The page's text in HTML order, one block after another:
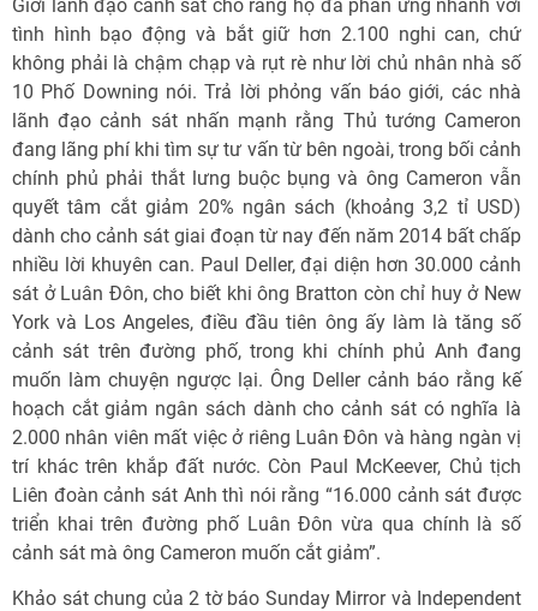
Giới lãnh đạo cảnh sát cho rằng họ đã phản ứng nhanh với
tình hình bạo động và bắt giữ hơn 2.100 nghi can, chứ
không phải là chậm chạp và rụt rè như lời chủ nhân nhà số
10 Phố Downing nói. Trả lời phỏng vấn báo giới, các nhà
lãnh đạo cảnh sát nhấn mạnh rằng Thủ tướng Cameron
đang lãng phí khi tìm sự tư vấn từ bên ngoài, trong bối cảnh
chính phủ phải thắt lưng buộc bụng và ông Cameron vẫn
quyết tâm cắt giảm 20% ngân sách (khoảng 3,2 tỉ USD)
dành cho cảnh sát giai đoạn từ nay đến năm 2014 bất chấp
nhiều lời khuyên can. Paul Deller, đại diện hơn 30.000 cảnh
sát ở Luân Đôn, cho biết khi ông Bratton còn chỉ huy ở New
York và Los Angeles, điều đầu tiên ông ấy làm là tăng số
cảnh sát trên đường phố, trong khi chính phủ Anh đang
muốn làm chuyện ngược lại. Ông Deller cảnh báo rằng kế
hoạch cắt giảm ngân sách dành cho cảnh sát có nghĩa là
2.000 nhân viên mất việc ở riêng Luân Đôn và hàng ngàn vị
trí khác trên khắp đất nước. Còn Paul McKeever, Chủ tịch
Liên đoàn cảnh sát Anh thì nói rằng “16.000 cảnh sát được
triển khai trên đường phố Luân Đôn vừa qua chính là số
cảnh sát mà ông Cameron muốn cắt giảm”.
Khảo sát chung của 2 tờ báo Sunday Mirror và Independent